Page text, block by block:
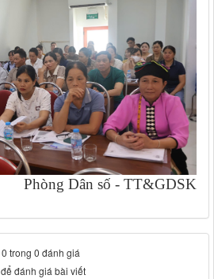
Phòng Dân số - TT&GDSK
trong 0 đánh giá
đánh giá bài viết